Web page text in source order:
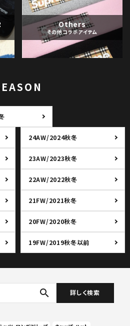
Others
その他コラボアイテム
24AW/2024秋冬
23AW/2023秋冬
22AW/2022秋冬
21FW/2021秋冬
20FW/2020秋冬
19FW/2019秋冬以前
search 詳しく検索